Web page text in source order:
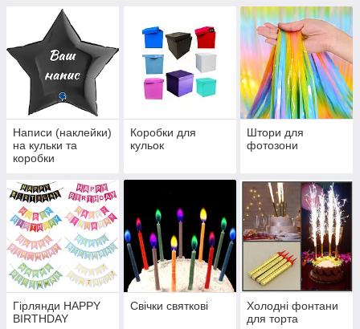
Написи (наклейки)
на кульки та
коробки
Коробки для
кульок
Штори для
фотозони
Гірлянди HAPPY
BIRTHDAY
Свічки святкові
Холодні фонтани
для торта